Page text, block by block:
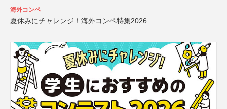
海外コンペ
夏休みにチャレンジ！海外コンペ特集2026